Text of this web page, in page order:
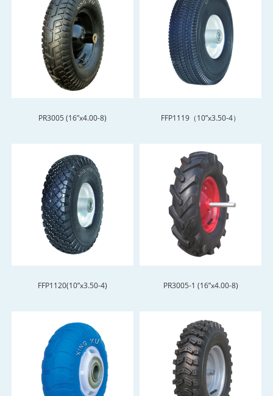
PR3005 (16”x4.00-8) FFP1119（10”x3.50-4）
FFP1120(10”x3.50-4) PR3005-1 (16”x4.00-8)